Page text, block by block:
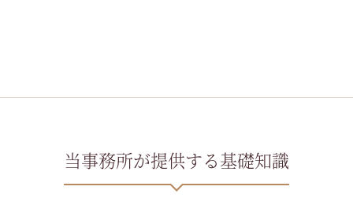
当事務所が提供する基礎知識